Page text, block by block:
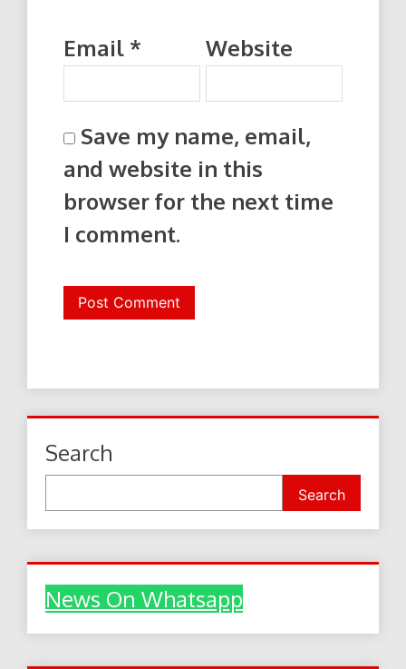
Email * Website
Save my name, email,
and website in this
browser for the next time
I comment.
Search
Search
News On Whatsapp